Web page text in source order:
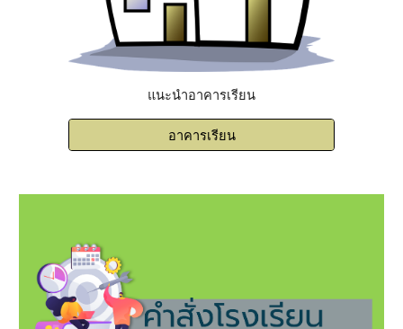
แนะนำอาคารเรียน
อาคารเรียน